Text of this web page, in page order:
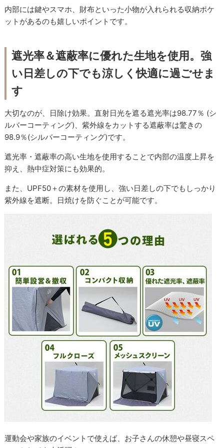
内部には鍵やスマホ、財布といった小物が入れられる収納ポケ
ットがあるのも嬉しいポイントです。
遮光率＆遮蔽率に優れた生地を使用。強
い日差しの下でも涼しく快適に過ごせま
す
大切なのが、日除け効果。直射日光を遮る遮光率は98.77％ (シ
ルバーコーティング)、紫外線をカットする遮蔽率は驚きの
98.9％(シルバーコーティング)です。
遮光率・遮蔽率の高い生地を使用することで内部の温度上昇を
抑え、熱中症対策にも効果的。
また、UPF50＋の素材を使用し、強い日差しの下でもしっかり
紫外線を遮断。日焼けを防ぐことが可能です。
運動会や家族のイベントで使えば、お子さんの休憩や昼寝スペ